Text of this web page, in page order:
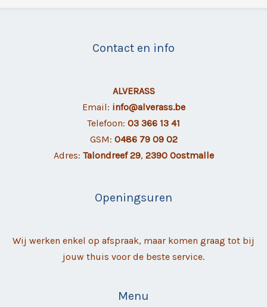
Contact en info
ALVERASS
Email: info@alverass.be
Telefoon: 03 366 13 41
GSM: 0486 79 09 02
Adres: Talondreef 29, 2390 Oostmalle
Openingsuren
Wij werken enkel op afspraak, maar komen graag tot bij
jouw thuis voor de beste service.
Menu